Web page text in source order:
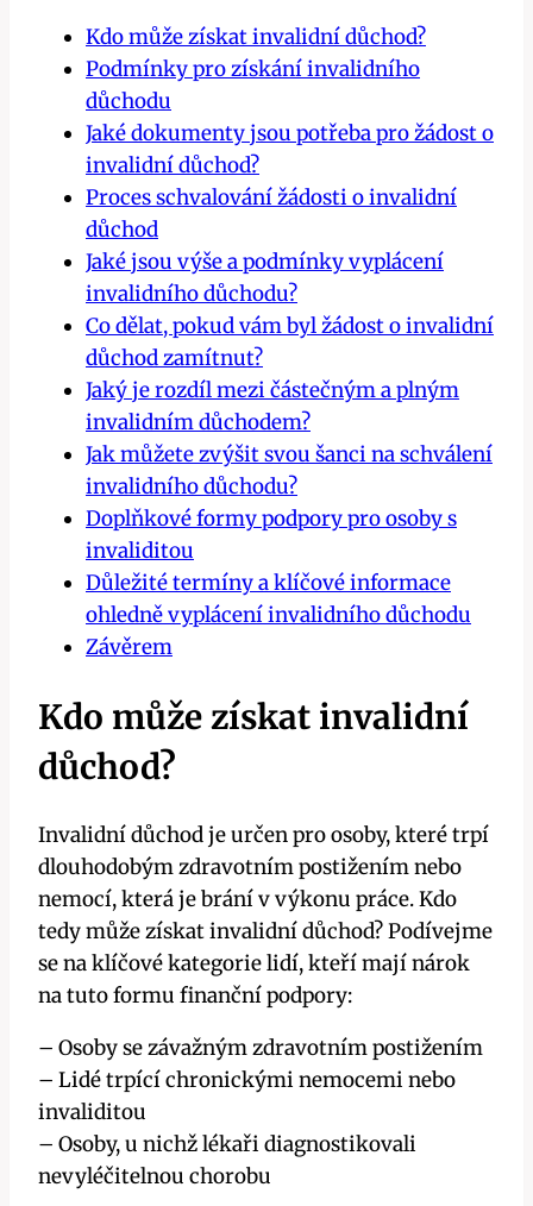
Kdo může získat ⁤invalidní‌ důchod?
Podmínky pro získání invalidního
⁤důchodu
Jaké dokumenty⁣ jsou potřeba pro žádost o
invalidní důchod?
Proces⁣ schvalování žádosti o‍ invalidní
důchod
Jaké‍ jsou výše⁤ a podmínky⁢ vyplácení⁣
invalidního důchodu?
Co dělat, pokud ‍vám ‌byl žádost o invalidní⁤
důchod⁣ zamítnut?
Jaký je ‌rozdíl mezi částečným a plným
invalidním ‌důchodem?
Jak můžete zvýšit svou šanci na schválení
invalidního‍ důchodu?
Doplňkové formy‍ podpory pro osoby s
invaliditou
Důležité termíny a klíčové⁢ informace
ohledně vyplácení invalidního důchodu
Závěrem
Kdo může získat ⁤invalidní‌
důchod?
Invalidní důchod je určen pro osoby, které trpí
dlouhodobým ‌zdravotním postižením nebo
nemocí, která⁤ je brání‌ v výkonu práce. Kdo
tedy může získat⁤ invalidní důchod? Podívejme
‌se na klíčové ⁣kategorie lidí, ​kteří mají nárok
na tuto⁤ formu finanční podpory:
– Osoby se závažným zdravotním ‌postižením
– Lidé trpící ⁣chronickými nemocemi ⁢nebo
invaliditou
– ​Osoby, ⁣u nichž lékaři diagnostikovali
nevyléčitelnou chorobu